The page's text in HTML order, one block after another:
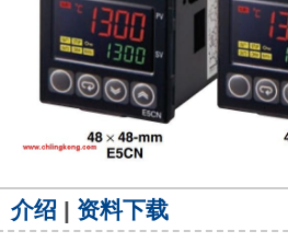
介绍 | 资料下载